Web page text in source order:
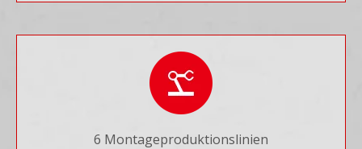
6 Montageproduktionslinien